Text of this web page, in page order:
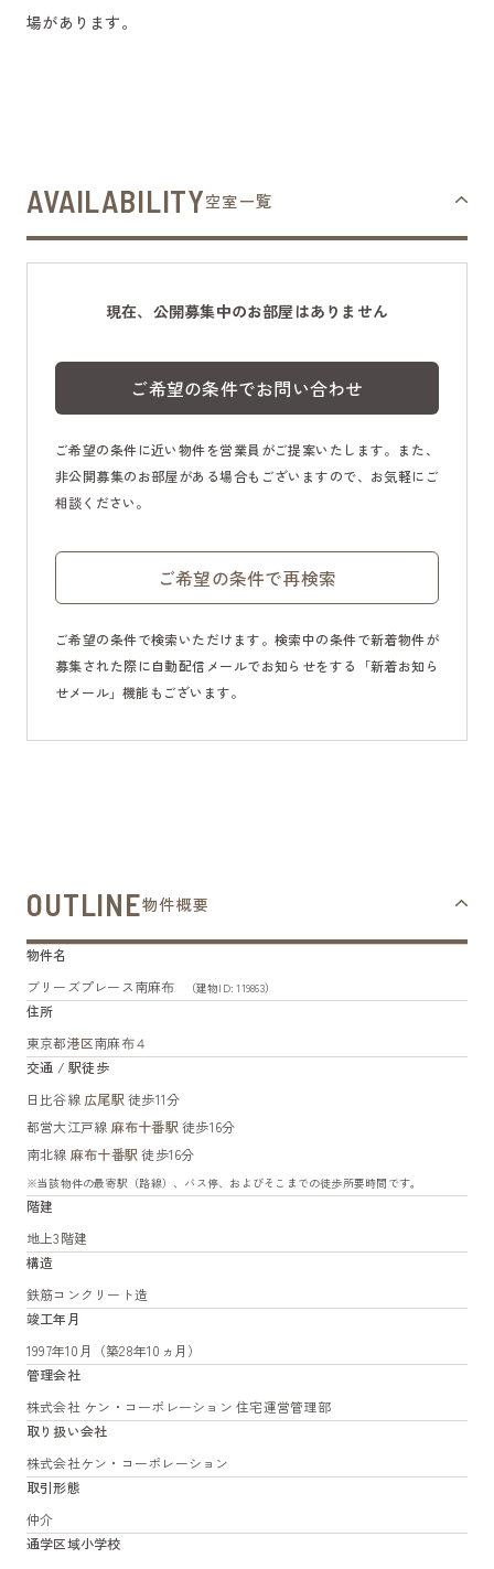
場があります。
AVAILABILITY空室一覧
現在、公開募集中のお部屋はありません
ご希望の条件でお問い合わせ
ご希望の条件に近い物件を営業員がご提案いたします。また、
非公開募集のお部屋がある場合もございますので、お気軽にご
相談ください。
ご希望の条件で再検索
ご希望の条件で検索いただけます。検索中の条件で新着物件が
募集された際に自動配信メールでお知らせをする「新着お知ら
せメール」機能もございます。
OUTLINE物件概要
物件名
ブリーズプレース南麻布
（建物ID: 119863）
住所
東京都港区南麻布４
交通 / 駅徒歩
日比谷線 広尾駅 徒歩11分
都営大江戸線 麻布十番駅 徒歩16分
南北線 麻布十番駅 徒歩16分
※当該物件の最寄駅（路線）、バス停、およびそこまでの徒歩所要時間です。
階建
地上3階建
構造
鉄筋コンクリート造
竣工年月
1997年10月（築28年10ヵ月）
管理会社
株式会社 ケン・コーポレーション 住宅運営管理部
取り扱い会社
株式会社ケン・コーポレーション
取引形態
仲介
通学区域小学校